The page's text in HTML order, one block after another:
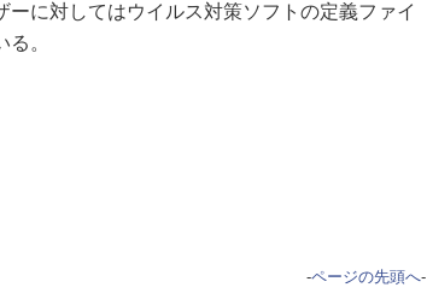
ーに対してはウイルス対策ソフトの定義ファイ
。
-ページの先頭へ-